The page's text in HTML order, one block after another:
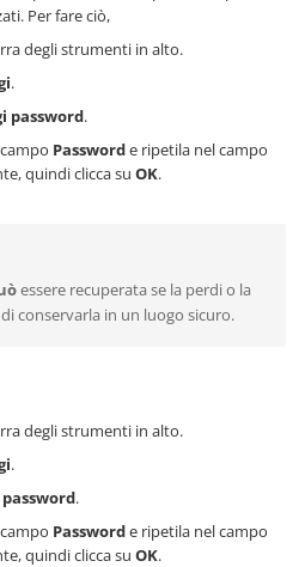
Per fare ciò,
degli strumenti in alto.
.
password.
Passworde ripetila nel campo
quindi clicca su OK.
essere recuperata se la perdi o la
conservarla in un luogo sicuro.
degli strumenti in alto.
.
.
Passworde ripetila nel campo
quindi clicca su OK.